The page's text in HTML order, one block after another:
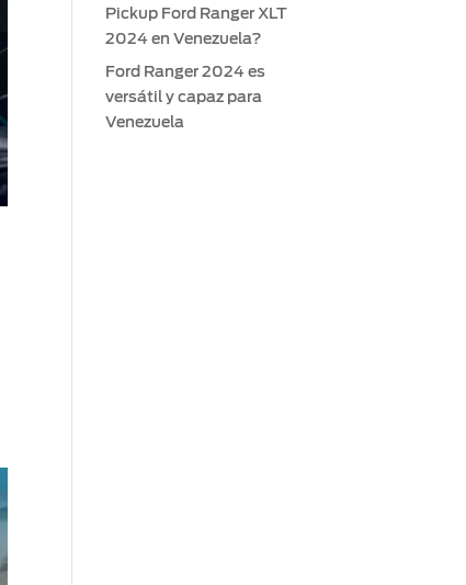
Pickup Ford Ranger XLT
2024 en Venezuela?
Ford Ranger 2024 es
versátil y capaz para
Venezuela